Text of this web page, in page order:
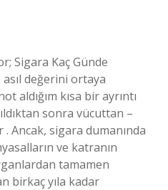
Sigara Kaç Günde
değerini ortaya
aldığım kısa bir ayrıntı
sonra vücuttan –
. Ancak, sigara dumanında
ve katranın
tamamen
birkaç yıla kadar